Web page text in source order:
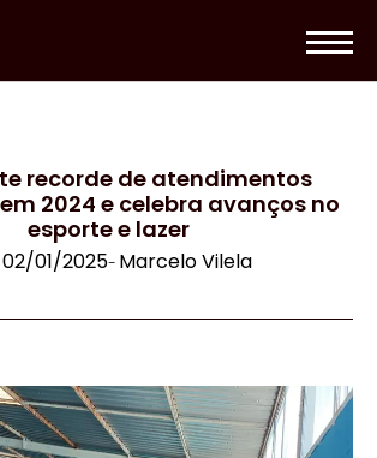
recorde de atendimentos
2024 e celebra avanços no
esporte e lazer
02/01/2025- Marcelo Vilela